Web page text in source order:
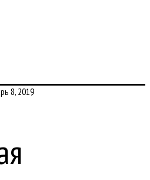
8, 2019